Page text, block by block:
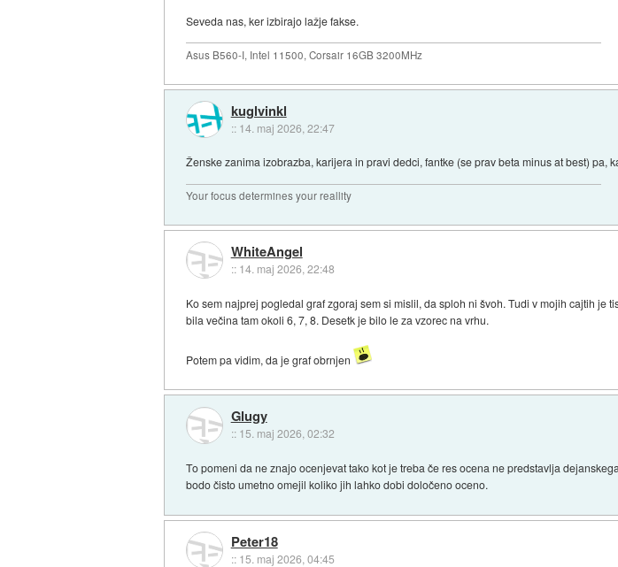
Seveda nas, ker izbirajo lažje fakse.
Asus B560-I, Intel 11500, Corsair 16GB 3200MHz
kuglvinkl
:: 14. maj 2026, 22:47
Ženske zanima izobrazba, karijera in pravi dedci, fantke (se prav beta minus at best) pa,
Your focus determines your reallity
WhiteAngel
:: 14. maj 2026, 22:48
Ko sem najprej pogledal graf zgoraj sem si mislil, da sploh ni švoh. Tudi v mojih cajtih je
bila večina tam okoli 6, 7, 8. Desetk je bilo le za vzorec na vrhu.
Potem pa vidim, da je graf obrnjen
Glugy
:: 15. maj 2026, 02:32
To pomeni da ne znajo ocenjevat tako kot je treba če res ocena ne predstavlja
bodo čisto umetno omejil koliko jih lahko dobi določeno oceno.
Peter18
:: 15. maj 2026, 04:45